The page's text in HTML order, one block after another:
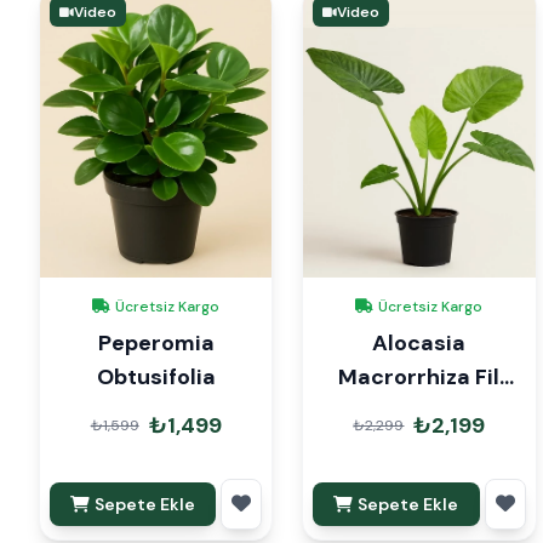
Video
Ücretsiz Kargo
Peperomia
Obtusifolia
₺1,599 ₺1,499
Sepete Ekle
Video
Ücretsiz Kargo
Alocasia
Macrorrhiza Fil
Kulağı
₺2,299 ₺2,199
Sepete Ekle